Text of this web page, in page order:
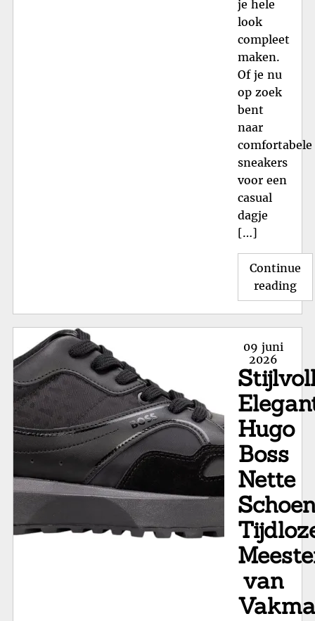
je hele
look
compleet
maken.
Of je nu
op zoek
bent
naar
comfortabele
sneakers
voor een
casual
dagje
[…]
Continue
reading
tot
Posted
on
09 juni
2026
Hugo
Boss
Nette
van